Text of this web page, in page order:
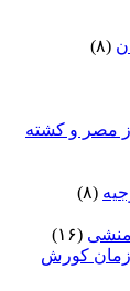
(۸)
مصر و کشته
(۸)
(۱۶)
زمان کورش